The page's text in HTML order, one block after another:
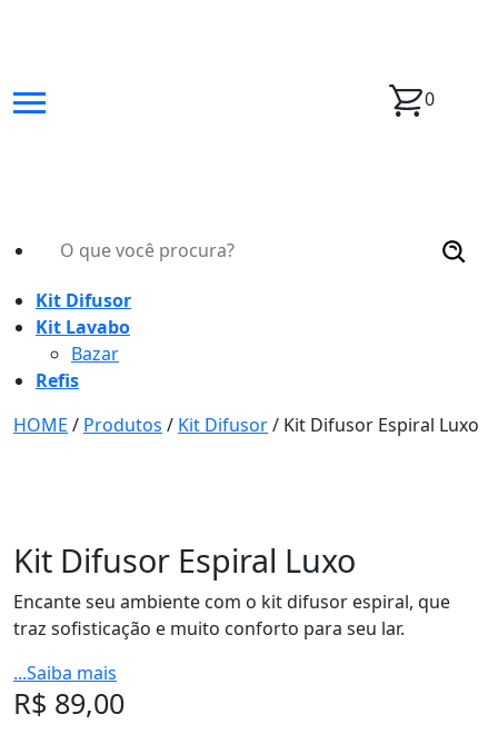
0
Kit Difusor
Kit Lavabo
Bazar
Refis
HOME / Produtos / Kit Difusor/ Kit Difusor Espiral Luxo
Kit Difusor Espiral Luxo
Encante seu ambiente com o kit difusor espiral, que
traz sofisticação e muito conforto para seu lar.
...Saiba mais
R$ 89,00